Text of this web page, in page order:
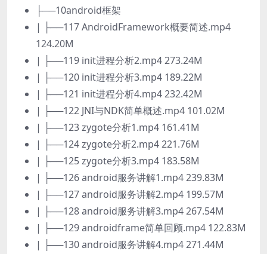
├──10android框架
| ├──117 AndroidFramework概要简述.mp4
124.20M
| ├──119 init进程分析2.mp4 273.24M
| ├──120 init进程分析3.mp4 189.22M
| ├──121 init进程分析4.mp4 232.42M
| ├──122 JNI与NDK简单概述.mp4 101.02M
| ├──123 zygote分析1.mp4 161.41M
| ├──124 zygote分析2.mp4 221.76M
| ├──125 zygote分析3.mp4 183.58M
| ├──126 android服务讲解1.mp4 239.83M
| ├──127 android服务讲解2.mp4 199.57M
| ├──128 android服务讲解3.mp4 267.54M
| ├──129 androidframe简单回顾.mp4 122.83M
| ├──130 android服务讲解4.mp4 271.44M